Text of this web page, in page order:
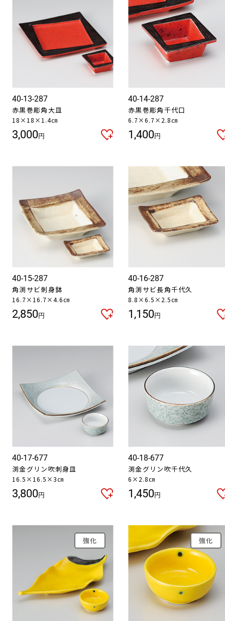
40-13-287
赤黒巻彫角大皿
18×18×1.4㎝
3,000円
40-14-287
赤黒巻彫角千代口
6.7×6.7×2.8㎝
1,400円
40-15-287
角渕サビ刺身鉢
16.7×16.7×4.6㎝
2,850円
40-16-287
角渕サビ長角千代久
8.8×6.5×2.5㎝
1,150円
40-17-677
渕金グリン吹刺身皿
16.5×16.5×3㎝
3,800円
40-18-677
渕金グリン吹千代久
6×2.8㎝
1,450円
強化 強化